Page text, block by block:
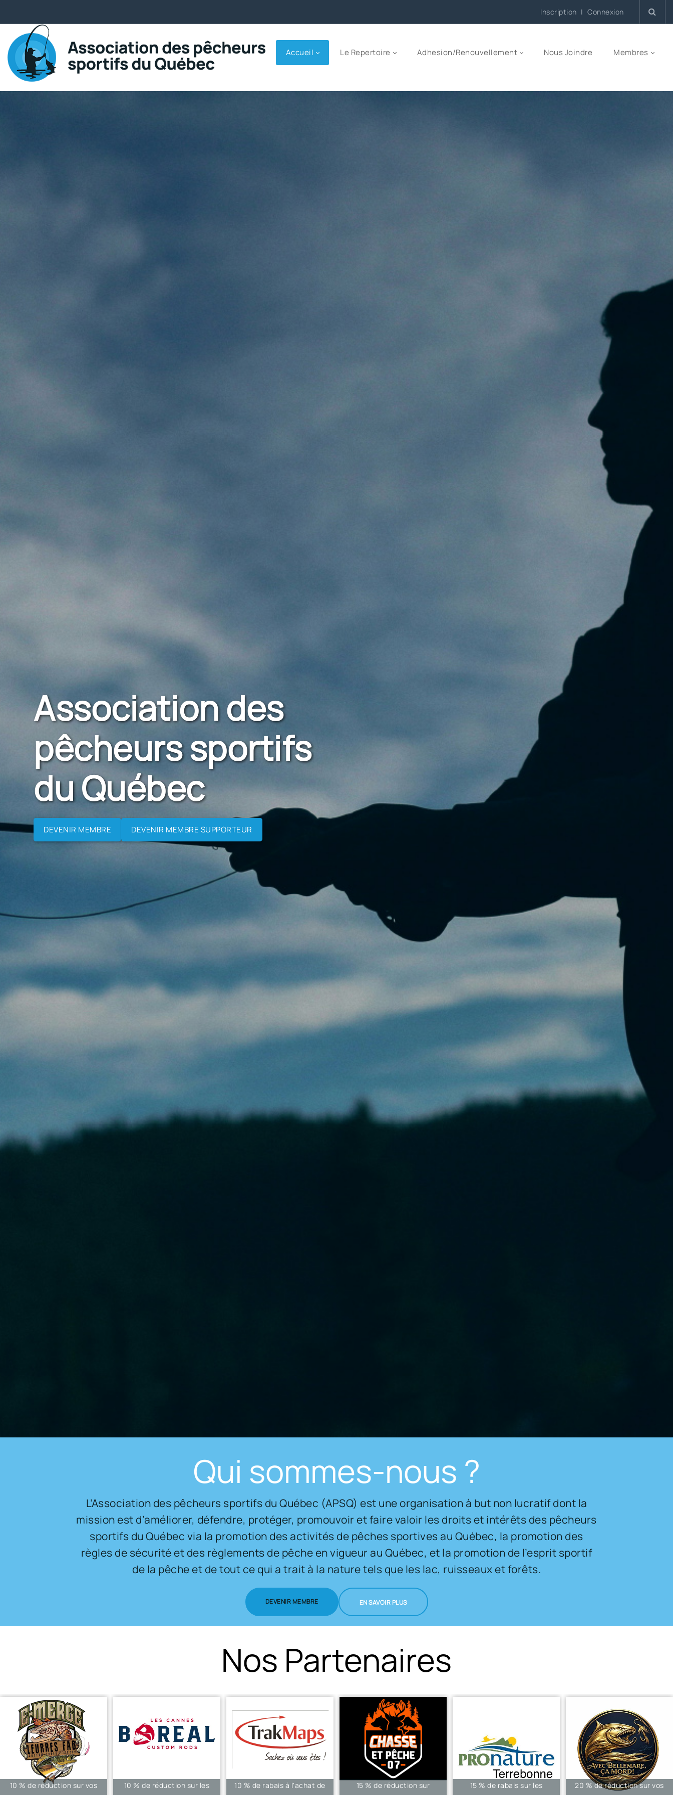
Inscription | Connexion
Accueil Le Repertoire Adhesion/Renouvellement Nous Joindre Membres
Association des
pêcheurs sportifs
du Québec
DEVENIR MEMBRE DEVENIR MEMBRE SUPPORTEUR
Qui sommes-nous ?
L’Association des pêcheurs sportifs du Québec (APSQ) est une organisation à but non lucratif dont la
mission est d’améliorer, défendre, protéger, promouvoir et faire valoir les droits et intérêts des pêcheurs
sportifs du Québec via la promotion des activités de pêches sportives au Québec, la promotion des
règles de sécurité et des règlements de pêche en vigueur au Québec, et la promotion de l’esprit sportif
de la pêche et de tout ce qui a trait à la nature tels que les lac, ruisseaux et forêts.
DEVENIR MEMBRE EN SAVOIR PLUS
Nos Partenaires
15 % de rabais sur les
10% sur les pièces et
Abonnement gratuit à la
15 à 30 % de rabais* sur
Rrabais de 50$ sur le
10 % de réduction sur vos